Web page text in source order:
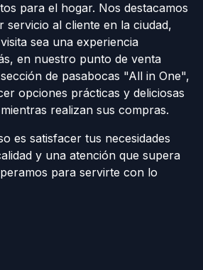
para el hogar. Nos destacamos
servicio al cliente en la ciudad,
sea una experiencia
en nuestro punto de venta
de pasabocas "All in One",
opciones prácticas y deliciosas
realizan sus compras.
es satisfacer tus necesidades
y una atención que supera
para servirte con lo